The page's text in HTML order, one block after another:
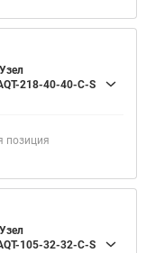
218-40-40-C-S
позиция
105-32-32-C-S